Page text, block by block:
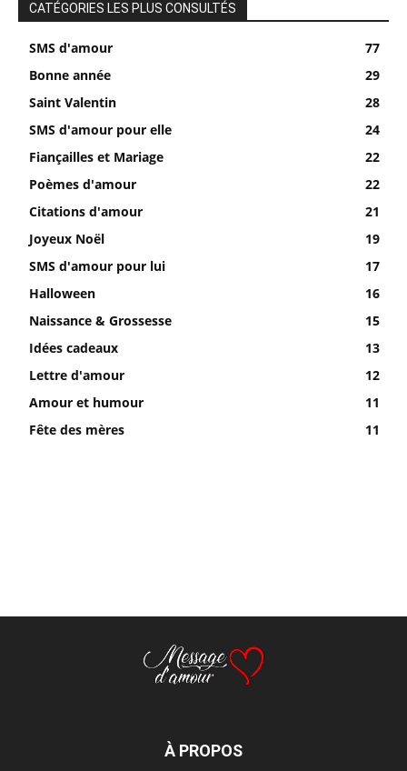
CATÉGORIES LES PLUS CONSULTÉS
SMS d'amour
77
Bonne année
29
Saint Valentin
28
SMS d'amour pour elle
24
Fiançailles et Mariage
22
Poèmes d'amour
22
Citations d'amour
21
Joyeux Noël
19
SMS d'amour pour lui
17
Halloween
16
Naissance & Grossesse
15
Idées cadeaux
13
Lettre d'amour
12
Amour et humour
11
Fête des mères
11
À PROPOS